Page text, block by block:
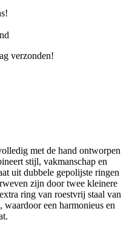
verzonden!
met de hand ontworpen
stijl, vakmanschap en
uit dubbele gepolijste ringen
zijn door twee kleinere
ring van roestvrij staal van
een harmonieus en